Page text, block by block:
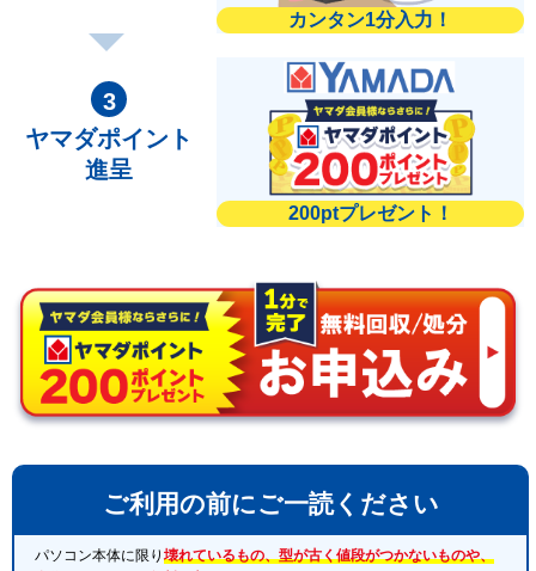
カンタン1分入力！
ヤマダポイント
進呈
200ptプレゼント！
ご利用の前にご一読ください
パソコン本体に限り壊れているもの、型が古く値段がつかないものや、